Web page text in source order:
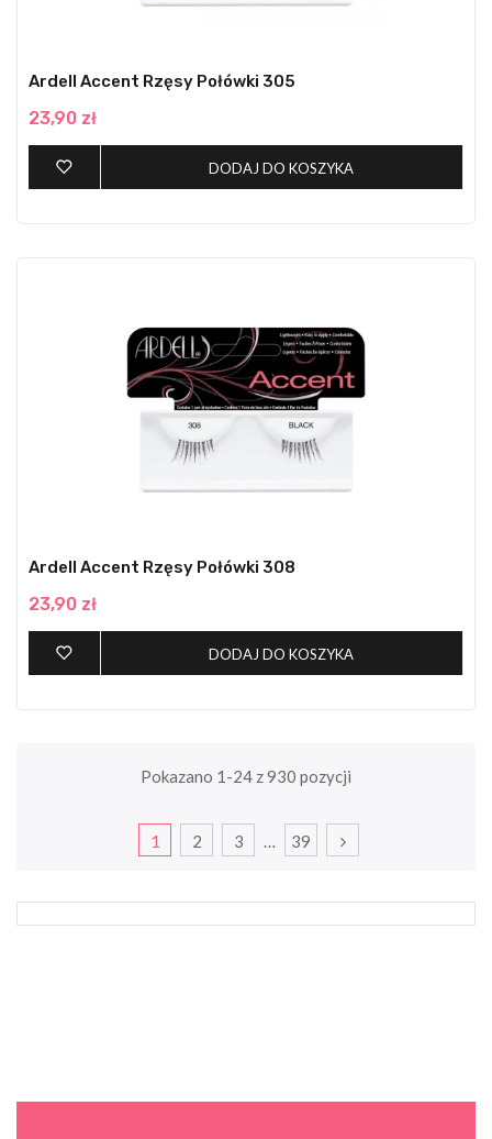
Ardell Accent Rzęsy Połówki 305
23,90 zł
DODAJ DO KOSZYKA
Ardell Accent Rzęsy Połówki 308
23,90 zł
DODAJ DO KOSZYKA
Pokazano 1-24 z 930 pozycji
1 2 3 … 39